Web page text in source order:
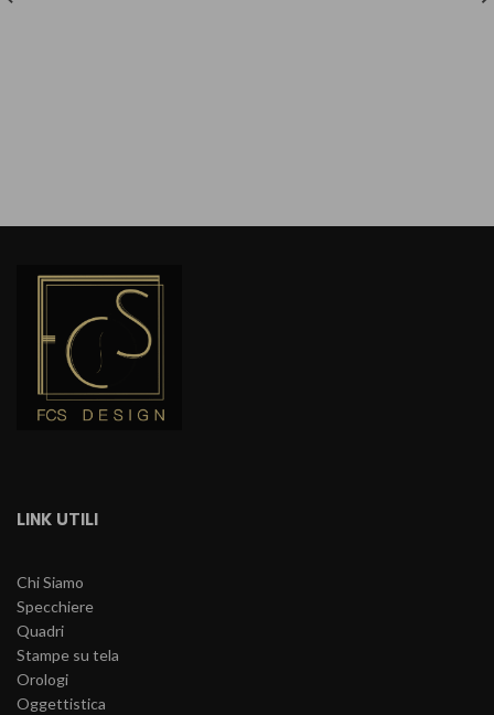
LINK UTILI
Chi Siamo
Specchiere
Quadri
Stampe su tela
Orologi
Oggettistica